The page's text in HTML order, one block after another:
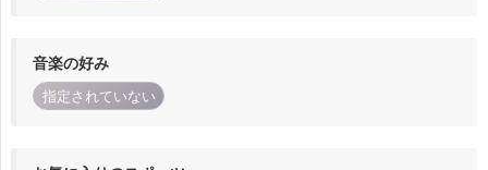
音楽の好み
指定されていない